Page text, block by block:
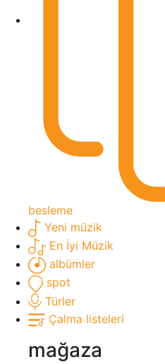
besleme
Yeni müzik
En İyi Müzik
albümler
spot
Türler
Çalma listeleri
mağaza